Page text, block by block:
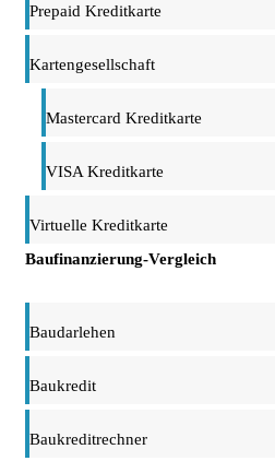
Prepaid Kreditkarte
Kartengesellschaft
Mastercard Kreditkarte
VISA Kreditkarte
Virtuelle Kreditkarte
Baufinanzierung-Vergleich
Baudarlehen
Baukredit
Baukreditrechner